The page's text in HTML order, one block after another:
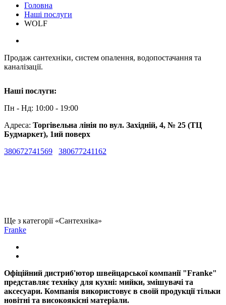
Головна
Наші послуги
WOLF
Продаж сантехніки, систем опалення, водопостачання та
каналізації.
Наші послуги:
Пн - Нд: 10:00 - 19:00
Адреса: Торгівельна лінія по вул. Західній, 4, № 25 (ТЦ
Будмаркет), 1ий поверх
380672741569
380677241162
Ще з категорії «Сантехніка»
Franke
Офіційний дистриб'ютор швейцарської компанії "Franke"
представляє техніку для кухні: мийки, змішувачі та
аксесуари. Компанія використовує в своїй продукції тільки
новітні та високоякісні матеріали.